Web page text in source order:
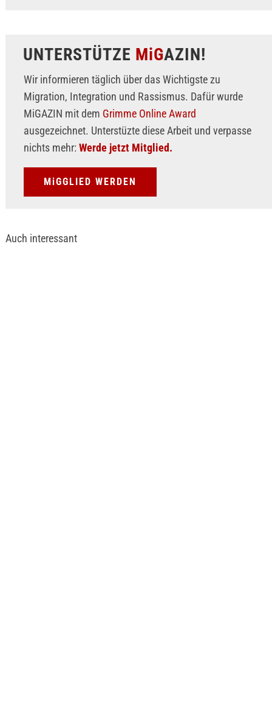
UNTERSTÜTZE MiGAZIN!
Wir informieren täglich über das Wichtigste zu
Migration, Integration und Rassismus. Dafür wurde
MiGAZIN mit dem Grimme Online Award
ausgezeichnet. Unterstüzte diese Arbeit und verpasse
nichts mehr: Werde jetzt Mitglied.
MiGGLIED WERDEN
Auch interessant